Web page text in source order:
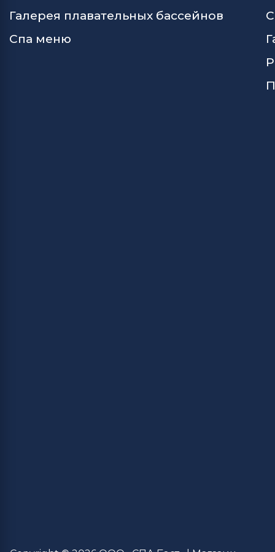
Галерея плавательных бассейнов
Спа меню